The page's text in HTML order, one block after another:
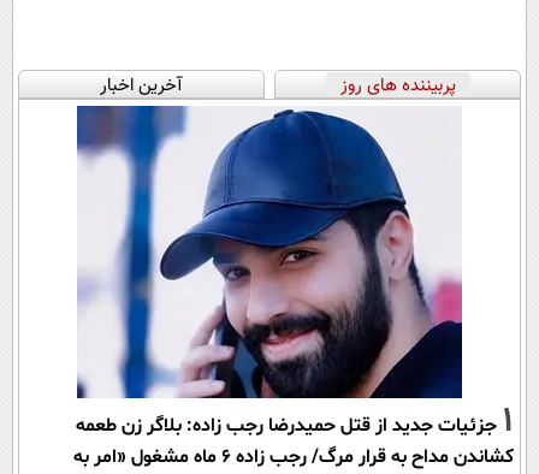
پربیننده های روز آخرین اخبار
1 جزئیات جدید از قتل حمیدرضا رجب زاده: بلاگر زن طعمه
کشاندن مداح به قرار مرگ/ رجب زاده 6 ماه مشغول «امر به